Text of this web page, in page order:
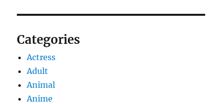
Categories
Actress
Adult
Animal
Anime